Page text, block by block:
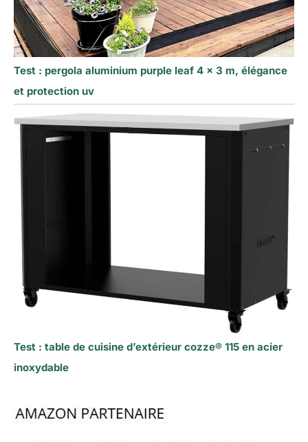
Test : pergola aluminium purple leaf 4 x 3 m, élégance
et protection uv
Test : table de cuisine d’extérieur cozze® 115 en acier
inoxydable